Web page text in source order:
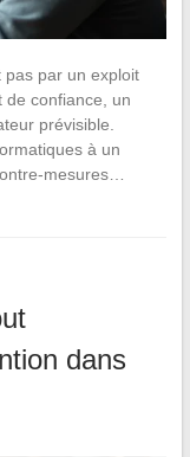
pas par un exploit
de confiance, un
prévisible.
à un
mesures…
dans